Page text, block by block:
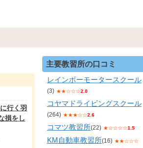
行く羽
損をし
主要教習所の口コミ
レインボーモータースクール
(3) ★★☆☆☆2.0
コヤマドライビングスクール
(264) ★★★☆☆2.6
コマツ教習所(22) ★☆☆☆☆1.5
KM自動車教習所(16) ★★☆☆☆